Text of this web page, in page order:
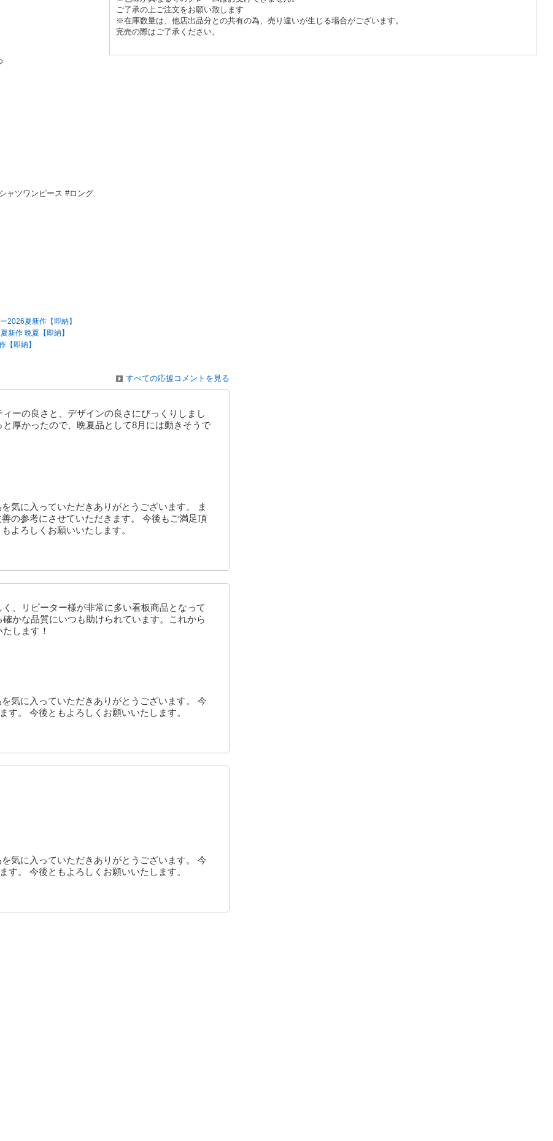
ャツワンピース #ロング
ご了承の上ご注文をお願い致します
※在庫数量は、他店出品分との共有の為、売り違いが生じる場合がございます。
完売の際はご了承ください。
2026夏新作【即納】
新作 晩夏【即納】
【即納】
すべての応援コメントを見る
ーの良さと、デザインの良さにびっくりしまし
厚かったので、晩夏品として8月には動きそうで
気に入っていただきありがとうございます。 ま
の参考にさせていただきます。 今後もご満足頂
よろしくお願いいたします。
、リピーター様が非常に多い看板商品となって
かな品質にいつも助けられています。これから
します！
気に入っていただきありがとうございます。 今
。 今後ともよろしくお願いいたします。
気に入っていただきありがとうございます。 今
。 今後ともよろしくお願いいたします。